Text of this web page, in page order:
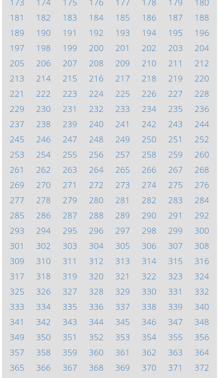
181
182 183 184 185 186 187
188
189
190 191 192 193 194 195
196
197
198 199 200 201 202 203
204
205
206 207 208 209 210 211
212
213
214 215 216 217 218 219
220
221
222 223 224 225 226 227
228
229
230 231 232 233 234 235
236
237
238 239 240 241 242 243
244
245
246 247 248 249 250 251
252
253
254 255 256 257 258 259
260
261
262 263 264 265 266 267
268
269
270 271 272 273 274 275
276
277
278 279 280 281 282 283
284
285
286 287 288 289 290 291
292
293
294 295 296 297 298 299
300
301
302 303 304 305 306 307
308
309
310 311 312 313 314 315
316
317
318 319 320 321 322 323
324
325
326 327 328 329 330 331
332
333
334 335 336 337 338 339
340
341
342 343 344 345 346 347
348
349
350 351 352 353 354 355
356
357
358 359 360 361 362 363
364
365
366 367 368 369 370 371
372